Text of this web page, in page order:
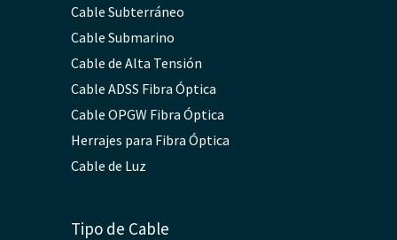
Cable Subterráneo
Cable Submarino
Cable de Alta Tensión
Cable ADSS Fibra Óptica
Cable OPGW Fibra Óptica
Herrajes para Fibra Óptica
Cable de Luz
Tipo de Cable